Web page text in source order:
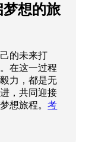
想的旅
的未来打
在这一过程
力，都是无
，共同迎接
想旅程。考